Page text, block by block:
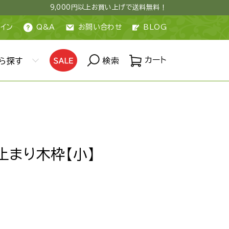
9,000円以上お買い上げで送料無料！
ン Q&A お問い合わせ BLOG
探す 検索 カート
り木枠【小】